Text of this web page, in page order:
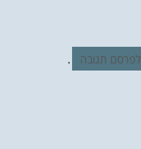
לפרסם תגובה .